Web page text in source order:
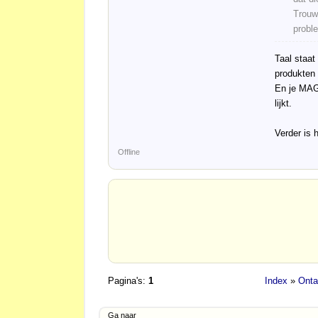
Taal staat
En je
lijkt.
Verder is
Offline
Pagina's: 1 Index »
Ga naar